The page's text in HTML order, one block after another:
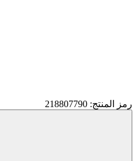
رمز المنتج: 218807790